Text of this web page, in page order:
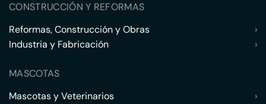
CONSTRUCCIÓN Y REFORMAS
Reformas, Construcción y Obras
›
Industria y Fabricación
›
MASCOTAS
Mascotas y Veterinarios
›